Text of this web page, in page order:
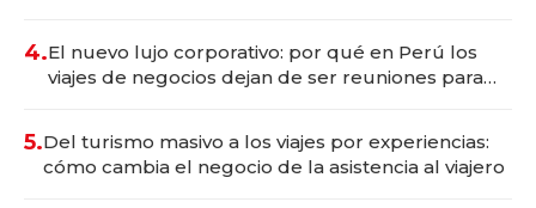
4.El nuevo lujo corporativo: por qué en Perú los
viajes de negocios dejan de ser reuniones para
5.Del turismo masivo a los viajes por experiencias:
cómo cambia el negocio de la asistencia al viajero